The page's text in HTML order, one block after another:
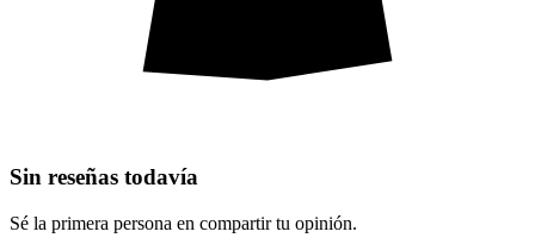
Sin reseñas todavía
Sé la primera persona en compartir tu opinión.